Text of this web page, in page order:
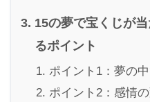
15の夢で宝くじが
るポイント
ポイント1：夢の
ポイント2：感情